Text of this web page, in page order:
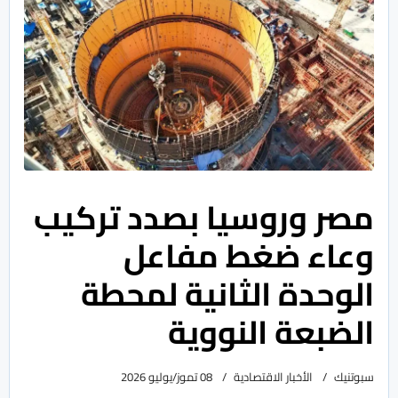
مصر وروسيا بصدد تركيب
وعاء ضغط مفاعل
الوحدة الثانية لمحطة
الضبعة النووية
سبوتنيك الأخبار الاقتصادية 08 تموز/يوليو 2026